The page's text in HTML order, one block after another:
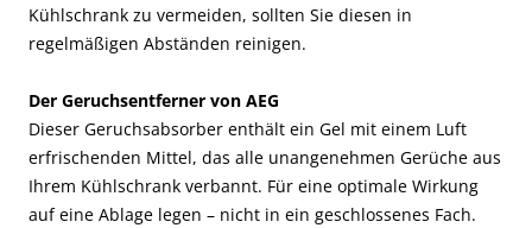
Kühlschrank zu vermeiden, sollten Sie diesen in
regelmäßigen Abständen reinigen.
Der Geruchsentferner von AEG
Dieser Geruchsabsorber enthält ein Gel mit einem Luft
erfrischenden Mittel, das alle unangenehmen Gerüche aus
Ihrem Kühlschrank verbannt. Für eine optimale Wirkung
auf eine Ablage legen – nicht in ein geschlossenes Fach.